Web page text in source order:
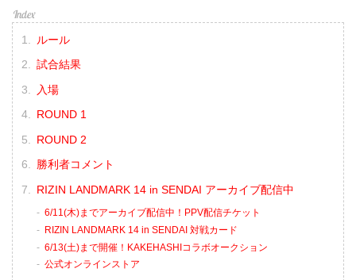
ルール
試合結果
入場
ROUND 1
ROUND 2
勝利者コメント
RIZIN LANDMARK 14 in SENDAI アーカイブ配信中
6/11(木)までアーカイブ配信中！PPV配信チケット
RIZIN LANDMARK 14 in SENDAI 対戦カード
6/13(土)まで開催！KAKEHASHIコラボオークション
公式オンラインストア